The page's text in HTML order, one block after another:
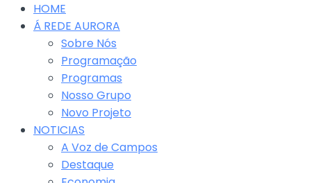
HOME
Á REDE AURORA
Sobre Nós
Programação
Programas
Nosso Grupo
Novo Projeto
NOTICIAS
A Voz de Campos
Destaque